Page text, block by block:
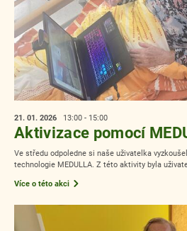
21. 01. 2026 13:00 - 15:00
Aktivizace pomocí
Ve středu odpoledne si naše uživatelka
technologie MEDULLA. Z této aktivity byla
Více o této akci